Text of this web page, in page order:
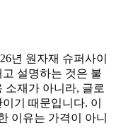
년 원자재 슈퍼사이
설명하는 것은 불
소재가 아니라, 글로
기 때문입니다. 이
이유는 가격이 아니